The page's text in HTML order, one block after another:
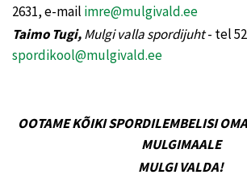
2631, e-mail imre@mulgivald.ee
Taimo Tugi,Mulgi valla spordijuht- tel
spordikool@mulgivald.ee
OOTAME KÕIKI SPORDILEMBELISI
MULGIMAALE
MULGI VALDA!